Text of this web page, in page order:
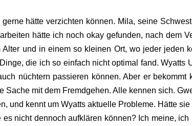
hätte verzichten können. Mila, seine
hätte ich noch okay gefunden, nach dem
und in einem so kleinen Ort, wo jeder jeden
die ich so einfach nicht optimal fand. Wyatts
nüchtern passieren können. Aber er bekommt
Sache mit dem Fremdgehen. Alle kennen sich.
und kennt um Wyatts aktuelle Probleme. Hätte sie
nicht dennoch aufklären können? Ich meine, ich